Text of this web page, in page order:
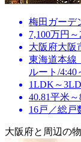
梅田ガーデ
7,100万円
大阪府大阪
東海道本線
ルート/4:40
1LDK～
40.81平米
16戸／総戸
大阪府と周辺の